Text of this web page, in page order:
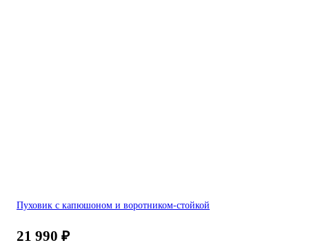
Пуховик с капюшоном и воротником-стойкой
21 990 ₽